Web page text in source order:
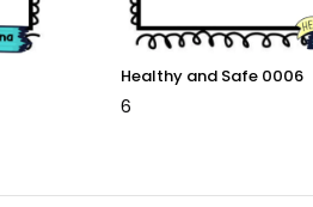
Healthy and Safe 0006
6